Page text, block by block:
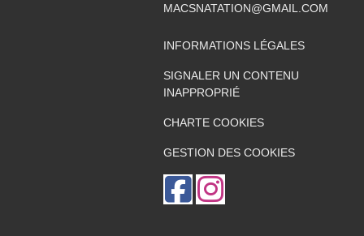
MACSNATATION@GMAIL.COM
INFORMATIONS LÉGALES
SIGNALER UN CONTENU
INAPPROPRIÉ
CHARTE COOKIES
GESTION DES COOKIES